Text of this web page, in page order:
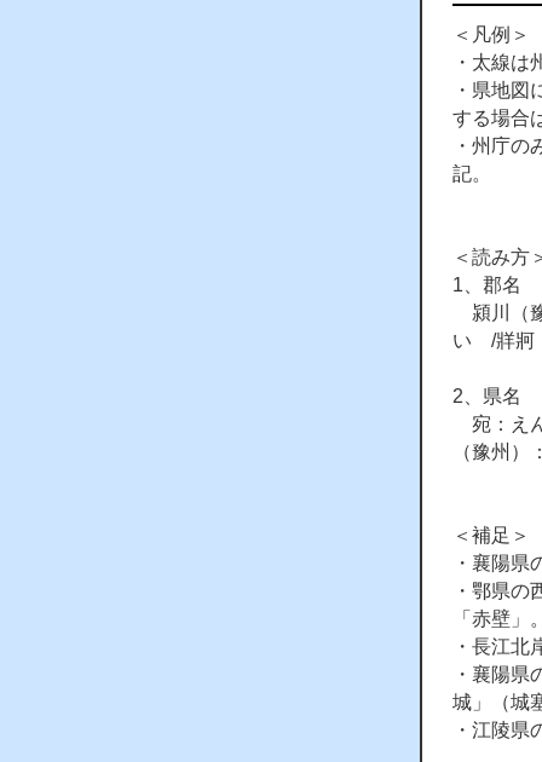
＜凡例＞
・太線は
・県地
する場合
・州庁の
記。
＜読み方
1、郡名
潁川（
い /牂牁
2、県名
宛：え
（豫州
＜補足＞
・襄陽
・鄂県
「赤壁
・長江
・襄陽
城」（城
・江陵